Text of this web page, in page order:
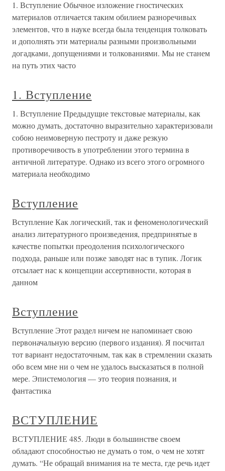
1. Вступление Обычное изложение гностических
материалов отличается таким обилием разноречивых
элементов, что в науке всегда была тенденция толковать
и дополнять эти материалы разными произвольными
догадками, допущениями и толкованиями. Мы не станем
на путь этих часто
1. Вступление
1. Вступление Предыдущие текстовые материалы, как
можно думать, достаточно выразительно характеризовали
собою неимоверную пестроту и даже резкую
противоречивость в употреблении этого термина в
античной литературе. Однако из всего этого огромного
материала необходимо
Вступление
Вступление Как логический, так и феноменологический
анализ литературного произведения, предпринятые в
качестве попытки преодоления психологического
подхода, раньше или позже заводят нас в тупик. Логик
отсылает нас к концепции ассертивности, которая в
данном
Вступление
Вступление Этот раздел ничем не напоминает свою
первоначальную версию (первого издания). Я посчитал
тот вариант недостаточным, так как в стремлении сказать
обо всем мне ни о чем не удалось высказаться в полной
мере. Эпистемология — это теория познания, и
фантастика
ВСТУПЛЕНИЕ
ВСТУПЛЕНИЕ 485. Люди в большинстве своем
обладают способ­ностью не думать о том, о чем не хотят
думать. “Не обращай внимания на те места, где речь идет